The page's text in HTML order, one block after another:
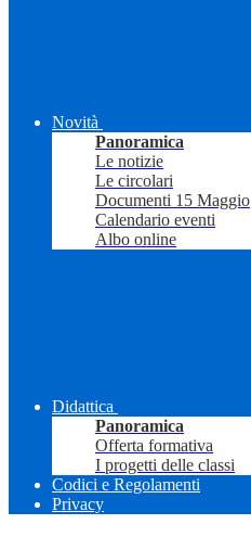
Novità
Panoramica
Le notizie
Le circolari
Documenti 15 Maggio
Calendario eventi
Albo online
Didattica
Panoramica
Offerta formativa
I progetti delle classi
Codici e Regolamenti
Privacy